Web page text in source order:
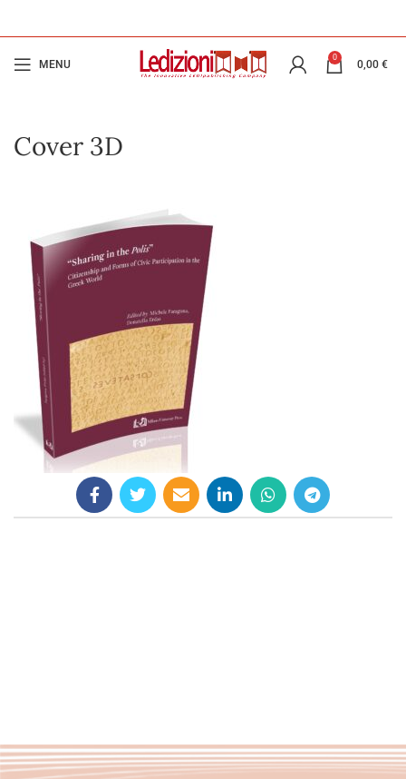
MENU
0
0,00 €
Cover 3D